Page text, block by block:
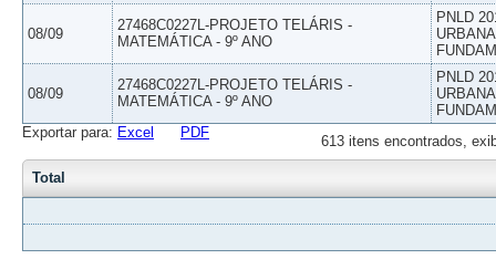
08/09
27468C0227L-PROJETO TELÁRIS -
MATEMÁTICA - 9º ANO
PNLD
08/09
27468C0227L-PROJETO TELÁRIS -
MATEMÁTICA - 9º ANO
PNLD
613 itens encontrados,
Exportar para: Excel PDF
Total